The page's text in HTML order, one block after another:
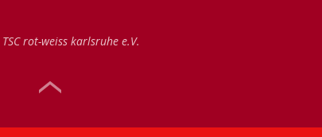
TSC rot-weiss karlsruhe e.V.